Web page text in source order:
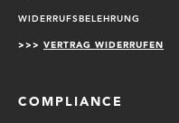
WIDERRUFSBELEHRUNG
>>> VERTRAG WIDERRUFEN
COMPLIANCE